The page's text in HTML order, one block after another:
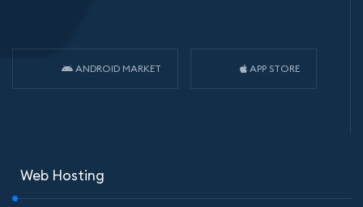
ANDROID MARKET APP STORE
Web Hosting